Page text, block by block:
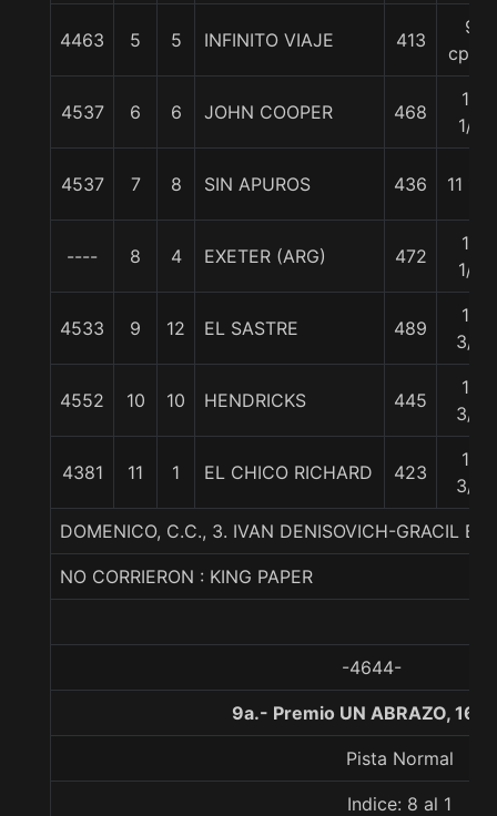
4463 5 5 INFINITO VIAJE 413
9
cpos.
4537 6 6 JOHN COOPER 468
10
1/2
4537 7 8 SIN APUROS 436 11 1/2
---- 8 4 EXETER (ARG) 472
13
1/2
4533 9 12 EL SASTRE 489
14
3/4
4552 10 10 HENDRICKS 445
15
3/4
4381 11 1 EL CHICO RICHARD 423
16
3/4
DOMENICO, C.C., 3. IVAN DENISOVICH-GRACIL
NO CORRIERON : KING PAPER
-4644-
9a.- Premio UN ABRAZO,
Pista Normal
Indice: 8 al 1